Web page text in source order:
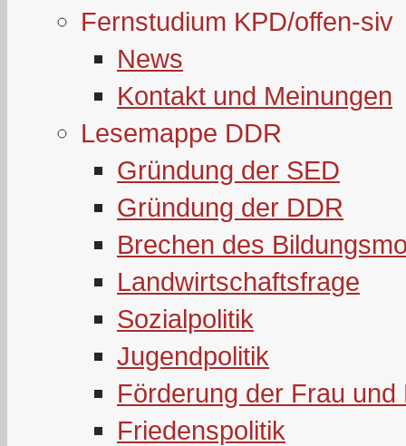
Fernstudium KPD/offen-siv
News
Kontakt und Meinungen
Lesemappe DDR
Gründung der SED
Gründung der DDR
Brechen des
Landwirtschaftsfrage
Sozialpolitik
Jugendpolitik
Förderung der Frau und
Friedenspolitik